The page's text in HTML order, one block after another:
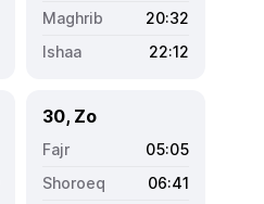
20:32
22:12
30, Zo
05:05
06:41